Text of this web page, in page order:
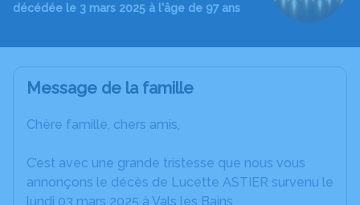
décédée le 3 mars 2025 à l'âge de 97 ans
Message de la famille
Chère famille, chers amis,
C’est avec une grande tristesse que nous vous
annonçons le décès de Lucette ASTIER survenu le
lundi 03 mars 2025 à Vals les Bains.